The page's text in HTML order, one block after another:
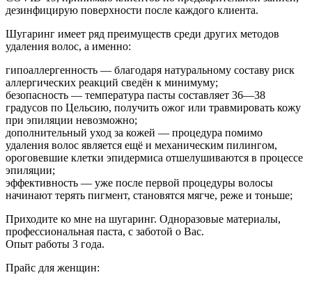
дезинфицирую поверхности после каждого клиента.
Шугаринг имеет ряд преимуществ среди других методов
удаления волос, а именно:
гипоаллергенность — благодаря натуральному составу риск
аллергических реакций сведён к минимуму;
безопасность — температура пасты составляет 36—38
градусов по Цельсию, получить ожог или травмировать кожу
при эпиляции невозможно;
дополнительный уход за кожей — процедура помимо
удаления волос является ещё и механическим пилингом,
ороговевшие клетки эпидермиса отшелушиваются в процессе
эпиляции;
эффективность — уже после первой процедуры волосы
начинают терять пигмент, становятся мягче, реже и тоньше;
Приходите ко мне на шугаринг. Одноразовые материалы,
профессиональная паста, с заботой о Вас.
Опыт работы 3 года.
Прайс для женщин: